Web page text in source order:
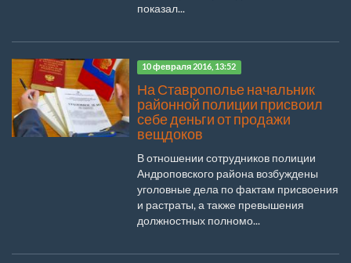
показал...
10 февраля 2016, 13:52
На Ставрополье начальник
районной полиции присвоил
себе деньги от продажи
вещдоков
В отношении сотрудников полиции
Андроповского района возбуждены
уголовные дела по фактам присвоения
и растраты, а также превышения
должностных полномо...